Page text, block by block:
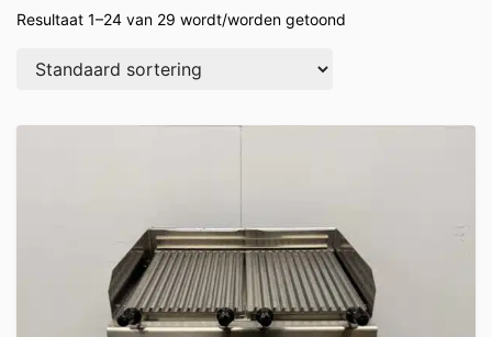
Resultaat 1–24 van 29 wordt/worden getoond